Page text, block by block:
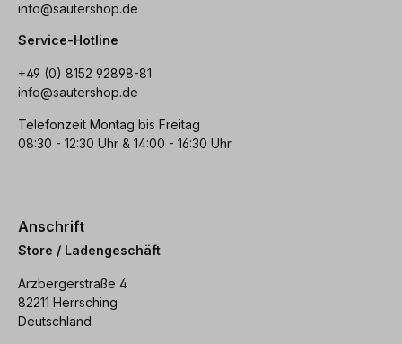
info@sautershop.de
Service-Hotline
+49 (0) 8152 92898-81
info@sautershop.de
Telefonzeit Montag bis Freitag
08:30 - 12:30 Uhr & 14:00 - 16:30 Uhr
Anschrift
Store / Ladengeschäft
Arzbergerstraße 4
82211 Herrsching
Deutschland